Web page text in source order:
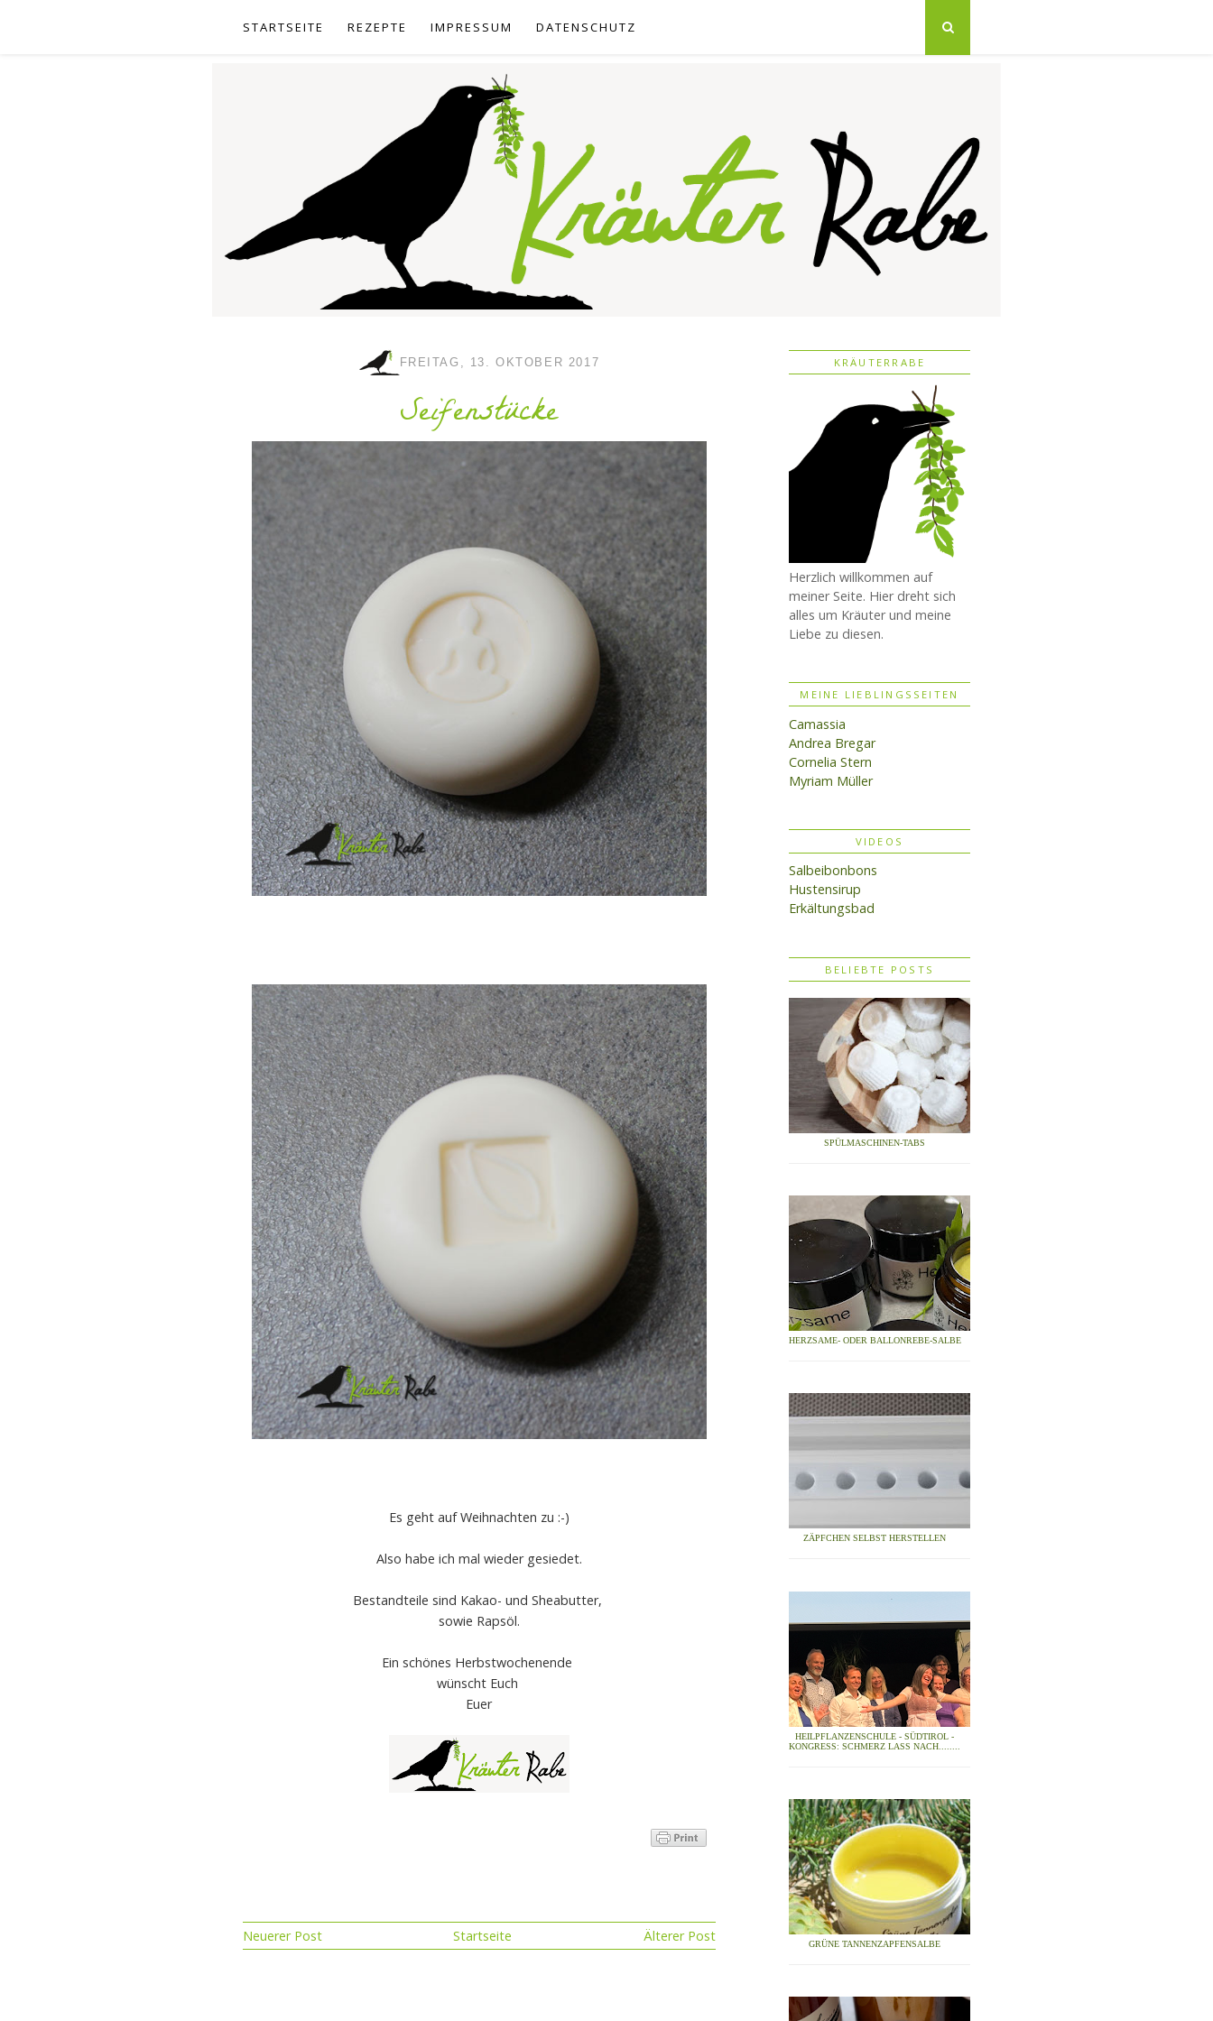
STARTSEITE REZEPTE IMPRESSUM DATENSCHUTZ
FREITAG, 13. OKTOBER 2017
Seifenstücke
Es geht auf Weihnachten zu :-)
Also habe ich mal wieder gesiedet.
Bestandteile sind Kakao- und Sheabutter,
sowie Rapsöl.
Ein schönes Herbstwochenende
wünscht Euch
Euer
Neuerer Post Älterer Post
Startseite
KRÄUTERRABE
Herzlich willkommen auf
meiner Seite. Hier dreht sich
alles um Kräuter und meine
Liebe zu diesen.
MEINE LIEBLINGSSEITEN
Camassia
Andrea Bregar
Cornelia Stern
Myriam Müller
VIDEOS
Salbeibonbons
Hustensirup
Erkältungsbad
BELIEBTE POSTS
SPÜLMASCHINEN-TABS
HERZSAME- ODER BALLONREBE-SALBE
ZÄPFCHEN SELBST HERSTELLEN
HEILPFLANZENSCHULE - SÜDTIROL -
KONGRESS: SCHMERZ LASS NACH........
GRÜNE TANNENZAPFENSALBE